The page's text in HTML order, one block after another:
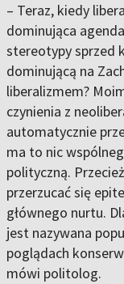
– Teraz, kiedy
dominująca
stereotypy sprzed
dominującą na
liberalizmem?
czynienia z
automatycznie
ma to nic
polityczną.
przerzucać się
głównego nurtu.
jest nazywana
poglądach
mówi politolog.